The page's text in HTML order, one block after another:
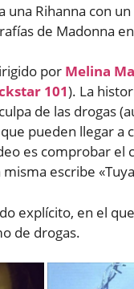
una Rihanna con
de Madonna
por Melina
101). La
de las drogas
pueden llegar a
es comprobar el
escribe
explícito, en el
de drogas.